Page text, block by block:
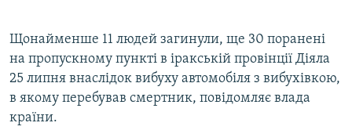
КРИМ РЕАЛІЇ
РУС
КТАТ
Щонайменше 11 людей загинули, ще 30 поранені
на пропускному пункті в іракській провінції Діяла
25 липня внаслідок вибуху автомобіля з вибухівкою,
в якому перебував смертник, повідомляє влада
країни.